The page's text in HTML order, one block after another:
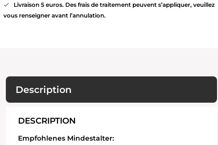
Livraison 5 euros. Des frais de traitement peuvent s’appliquer, veuillez
vous renseigner avant l’annulation.
Description
DESCRIPTION
Empfohlenes Mindestalter: